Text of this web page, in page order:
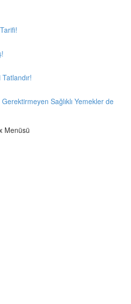
Tatlandır!
Sağlıklı Yemekler de
Menüsü